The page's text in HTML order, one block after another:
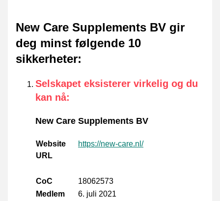
New Care Supplements BV gir
deg minst følgende 10
sikkerheter:
Selskapet eksisterer virkelig og du
kan nå:
New Care Supplements BV
Website
URL
https://new-care.nl/
CoC
18062573
Medlem
6. juli 2021